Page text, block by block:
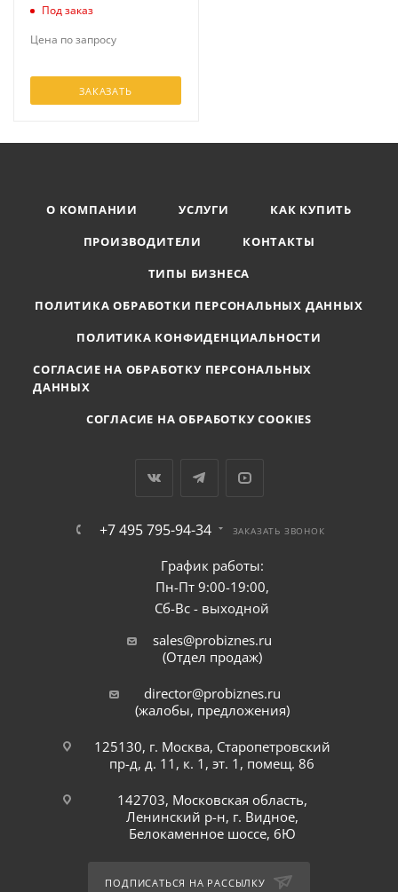
Под заказ
Цена по запросу
ЗАКАЗАТЬ
О КОМПАНИИ УСЛУГИ
КАК КУПИТЬ
ПРОИЗВОДИТЕЛИ
КОНТАКТЫ
ТИПЫ БИЗНЕСА
ПОЛИТИКА ОБРАБОТКИ ПЕРСОНАЛЬНЫХ ДАННЫХ
ПОЛИТИКА КОНФИДЕНЦИАЛЬНОСТИ
СОГЛАСИЕ НА ОБРАБОТКУ ПЕРСОНАЛЬНЫХ
ДАННЫХ
СОГЛАСИЕ НА ОБРАБОТКУ COOKIES
+7 495 795-94-34 ЗАКАЗАТЬ ЗВОНОК
График работы:
Пн-Пт 9:00-19:00,
Сб-Вс - выходной
sales@probiznes.ru
(Отдел продаж)
director@probiznes.ru
(жалобы, предложения)
125130, г. Москва, Старопетровский
пр-д, д. 11, к. 1, эт. 1, помещ. 86
142703, Московская область,
Ленинский р-н, г. Видное,
Белокаменное шоссе, 6Ю
ПОДПИСАТЬСЯ НА РАССЫЛКУ